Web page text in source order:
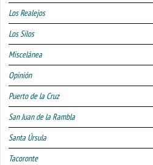
Los Realejos
Los Silos
Miscelánea
Opinión
Puerto de la Cruz
San Juan de la Rambla
Santa Úrsula
Tacoronte